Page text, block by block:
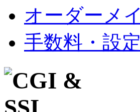
オーダーメ
手数料・設